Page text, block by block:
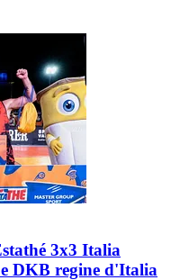
3x3 Italia
DKB regine d'Italia